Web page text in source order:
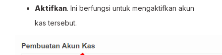
Aktifkan. Ini berfungsi untuk mengaktifkan akun
kas tersebut.